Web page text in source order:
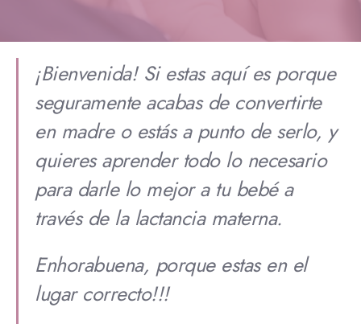
¡Bienvenida! Si estas aquí es porque
seguramente acabas de convertirte
en madre o estás a punto de serlo, y
quieres aprender todo lo necesario
para darle lo mejor a tu bebé a
través de la lactancia materna.
Enhorabuena, porque estas en el
lugar correcto!!!